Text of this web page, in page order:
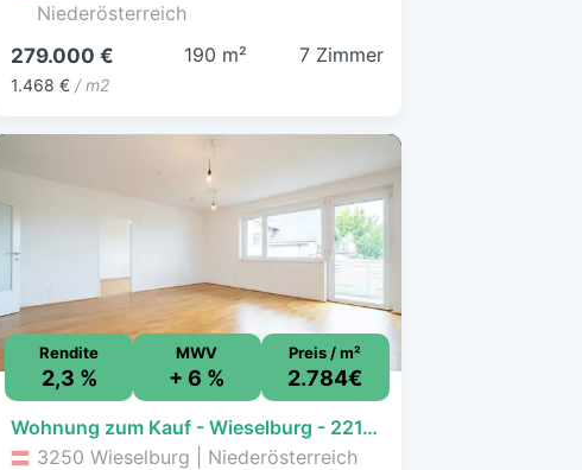
Niederösterreich
279.000 €
1.468 € / m2
190 m² 7 Zimmer
Rendite
2,3 %
MWV
+ 6 %
Preis / m²
2.784€
Wohnung zum Kauf - Wieselburg - 221.619 € - 3 Zimmer, 79,6 m², 1. Geschoss
3250 Wieselburg | Niederösterreich